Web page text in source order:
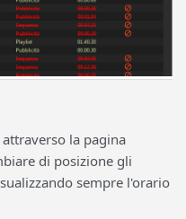
la pagina
di posizione gli
sempre l'orario